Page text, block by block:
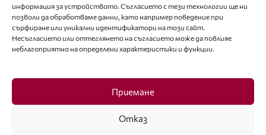
информация за устройството. Съгласието с тези технологии ще ни
позволи да обработваме данни, като например поведение при
сърфиране или уникални идентификатори на този сайт.
Несъгласието или оттеглянето на съгласието може да повлияе
неблагоприятно на определени характеристики и функции.
Приемане
Отказ
editor@fashion-lifestyle.net
+359 88 227 33 47
Последвайте ни
Facebook